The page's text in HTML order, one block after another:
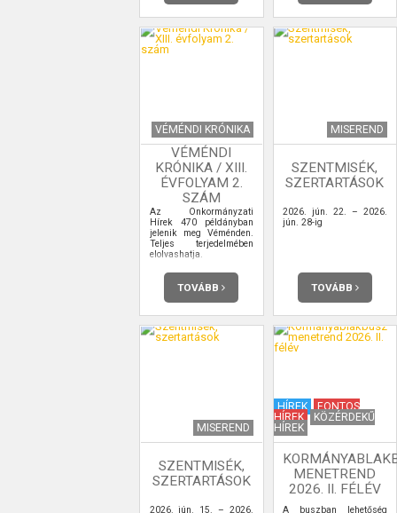
VÉMÉNDI KRÓNIKA
VÉMÉNDI
KRÓNIKA / XIII.
ÉVFOLYAM 2.
SZÁM
Az Önkormányzati
Hírek 470 példányban
jelenik meg Véménden.
Teljes terjedelmében
elolvashatja.
TOVÁBB
MISEREND
SZENTMISÉK,
SZERTARTÁSOK
2026. jún. 22. – 2026.
jún. 28-ig
TOVÁBB
MISEREND
SZENTMISÉK,
SZERTARTÁSOK
2026. jún. 15. – 2026.
HÍREK
FONTOS
HÍREK
KÖZÉRDEKŰ
HÍREK
MENETREND
2026. II. FÉLÉV
A buszban lehetőség